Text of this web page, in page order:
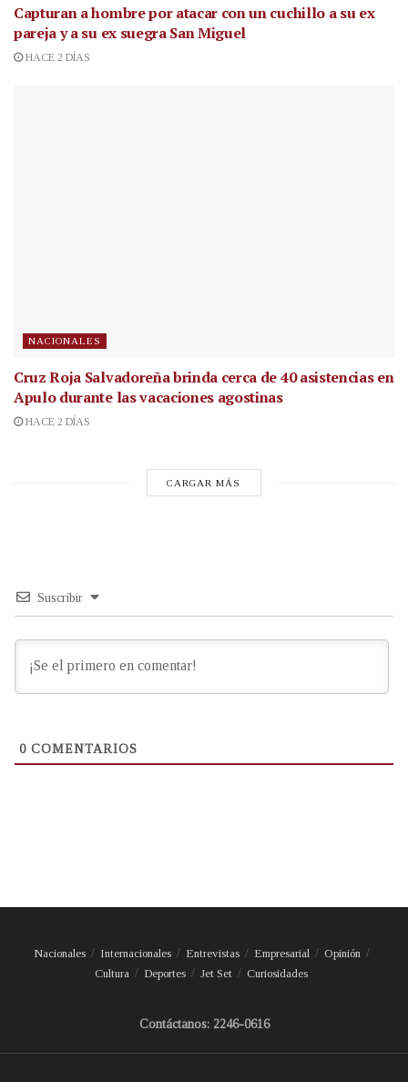
Capturan a hombre por atacar con un cuchillo a su ex
pareja y a su ex suegra San Miguel
HACE 2 DÍAS
NACIONALES
Cruz Roja Salvadoreña brinda cerca de 40 asistencias en
Apulo durante las vacaciones agostinas
HACE 2 DÍAS
CARGAR MÁS
Suscribir
0 COMENTARIOS
Nacionales Internacionales Entrevistas Empresarial
Opinión
Cultura
Deportes Jet Set Curiosidades
Contáctanos: 2246-0616